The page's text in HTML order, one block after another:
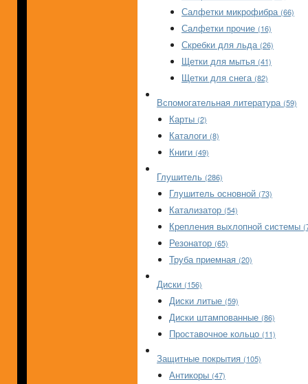
Салфетки микрофибра (66)
Салфетки прочие (16)
Скребки для льда (26)
Щетки для мытья (41)
Щетки для снега (82)
Вспомогательная литература (59)
Карты (2)
Каталоги (8)
Книги (49)
Глушитель (286)
Глушитель основной (73)
Катализатор (54)
Крепления выхлопной системы
Резонатор (65)
Труба приемная (20)
Диски (156)
Диски литые (59)
Диски штампованные (86)
Проставочное кольцо (11)
Защитные покрытия (105)
Антикоры (47)